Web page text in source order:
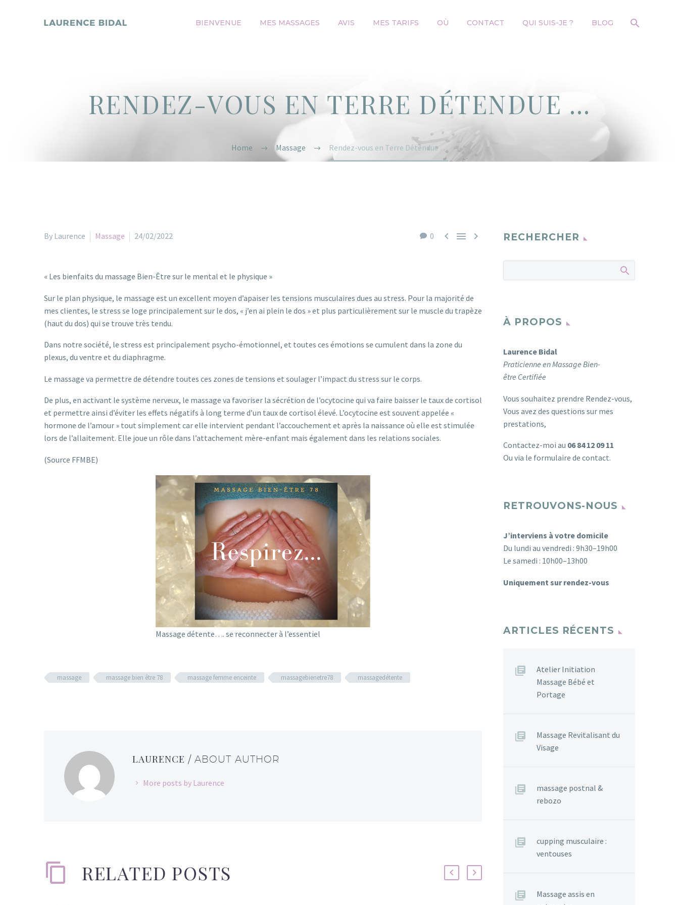
BIENVENUE MES MASSAGES AVIS MES TARIFS OÙ CONTACT QUI SUIS-JE ? BLOG
RENDEZ-VOUS EN TERRE DÉTENDUE …
Home Massage Rendez-vous en Terre Détendue …
0   
By Laurence Massage 24/02/2022
« Les bienfaits du massage Bien-Être sur le mental et le physique »
Sur le plan physique, le massage est un excellent moyen d’apaiser les tensions musculaires dues au stress. Pour la majorité de
mes clientes, le stress se loge principalement sur le dos, « j’en ai plein le dos » et plus particulièrement sur le muscle du trapèze
(haut du dos) qui se trouve très tendu.
Dans notre société, le stress est principalement psycho-émotionnel, et toutes ces émotions se cumulent dans la zone du
plexus, du ventre et du diaphragme.
Le massage va permettre de détendre toutes ces zones de tensions et soulager l’impact du stress sur le corps.
De plus, en activant le système nerveux, le massage va favoriser la sécrétion de l’ocytocine qui va faire baisser le taux de cortisol
et permettre ainsi d’éviter les effets négatifs à long terme d’un taux de cortisol élevé. L’ocytocine est souvent appelée «
hormone de l’amour » tout simplement car elle intervient pendant l’accouchement et après la naissance où elle est stimulée
lors de l’allaitement. Elle joue un rôle dans l’attachement mère-enfant mais également dans les relations sociales.
(Source FFMBE)
Massage détente…. se reconnecter à l’essentiel
massage massage bien être 78 massage femme enceinte massagebienetre78 massagedétente
LAURENCE / ABOUT AUTHOR
More posts by Laurence
RELATED POSTS
RECHERCHER
À PROPOS
Laurence Bidal
Praticienne en Massage Bien-
être Certifiée
Vous souhaitez prendre Rendez-vous,
Vous avez des questions sur mes
prestations,
Contactez-moi au 06 84 12 09 11
Ou via le formulaire de contact.
RETROUVONS-NOUS
J’interviens à votre domicile
Du lundi au vendredi : 9h30–19h00
Le samedi : 10h00–13h00
Uniquement sur rendez-vous
ARTICLES RÉCENTS
Atelier Initiation
Massage Bébé et
Portage
Massage Revitalisant du
Visage
massage postnal &
rebozo
cupping musculaire :
ventouses
Massage assis en